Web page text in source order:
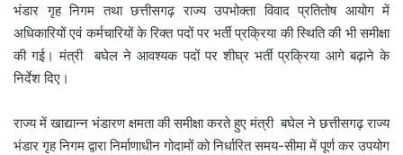
भंडार गृह निगम तथा छत्तीसगढ़ राज्य उपभोक्ता विवाद प्रतितोष आयोग में
अधिकारियों एवं कर्मचारियों के रिक्त पदों पर भर्ती प्रक्रिया की स्थिति की भी समीक्षा
की गई। मंत्री बघेल ने आवश्यक पदों पर शीघ्र भर्ती प्रक्रिया आगे बढ़ाने के
निर्देश दिए।
राज्य में खाद्यान्न भंडारण क्षमता की समीक्षा करते हुए मंत्री बघेल ने छत्तीसगढ़ राज्य
भंडार गृह निगम द्वारा निर्माणाधीन गोदामों को निर्धारित समय-सीमा में पूर्ण कर उपयोग